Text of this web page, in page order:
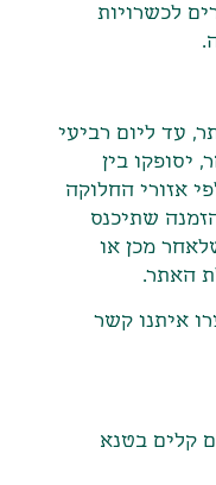
לכשרויות
, עד ליום רביעי
, יסופקו בין
אזורי החלוקה
שתיכנס
מכן או
האתר.
איתנו קשר
קלים בטנא